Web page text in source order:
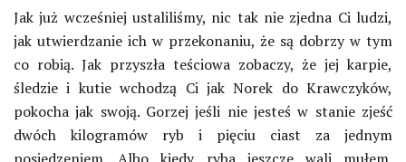
Jak już wcześniej ustaliliśmy, nic tak nie zjedna Ci ludzi,
jak utwierdzanie ich w przekonaniu, że są dobrzy w tym
co robią. Jak przyszła teściowa zobaczy, że jej karpie,
śledzie i kutie wchodzą Ci jak Norek do Krawczyków,
pokocha jak swoją. Gorzej jeśli nie jesteś w stanie zjeść
dwóch kilogramów ryb i pięciu ciast za jednym